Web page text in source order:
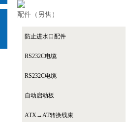
配件（另售）
防止进水口配件
RS232C电缆
RS232C电缆
自动启动板
ATX→AT转换线束